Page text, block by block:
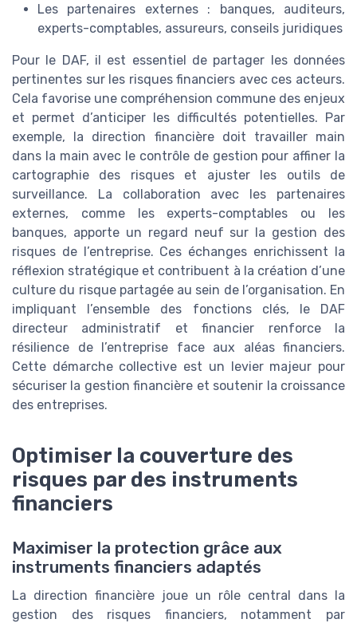
Les partenaires externes : banques, auditeurs,
experts-comptables, assureurs, conseils juridiques
Pour le DAF, il est essentiel de partager les données
pertinentes sur les risques financiers avec ces acteurs.
Cela favorise une compréhension commune des enjeux
et permet d’anticiper les difficultés potentielles. Par
exemple, la direction financière doit travailler main
dans la main avec le contrôle de gestion pour affiner la
cartographie des risques et ajuster les outils de
surveillance. La collaboration avec les partenaires
externes, comme les experts-comptables ou les
banques, apporte un regard neuf sur la gestion des
risques de l’entreprise. Ces échanges enrichissent la
réflexion stratégique et contribuent à la création d’une
culture du risque partagée au sein de l’organisation. En
impliquant l’ensemble des fonctions clés, le DAF
directeur administratif et financier renforce la
résilience de l’entreprise face aux aléas financiers.
Cette démarche collective est un levier majeur pour
sécuriser la gestion financière et soutenir la croissance
des entreprises.
Optimiser la couverture des
risques par des instruments
financiers
Maximiser la protection grâce aux
instruments financiers adaptés
La direction financière joue un rôle central dans la
gestion des risques financiers, notamment par